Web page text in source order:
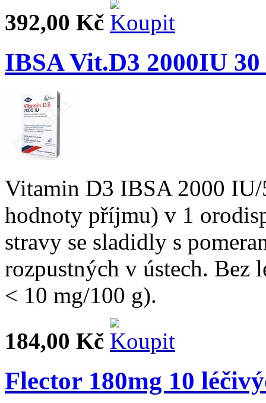
392,00 Kč
IBSA Vit.D3 2000IU
Vitamin D3 IBSA 2000
hodnoty příjmu) v 1
stravy se sladidly s
rozpustných v ústech. Bez
< 10 mg/100 g).
184,00 Kč
Flector 180mg 10